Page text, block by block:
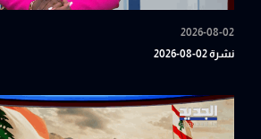
2026-08-02
نشرة 02-08-2026